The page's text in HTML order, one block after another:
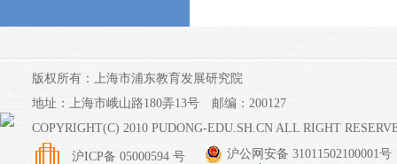
版权所有：上海市浦东教育发展研究院
地址：上海市峨山路180弄13号 邮编：200127
COPYRIGHT(C) 2010 PUDONG-EDU.SH.CN ALL RIGHT
沪ICP备 05000594 号 沪公网安备 31011502100001号